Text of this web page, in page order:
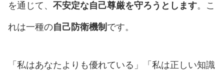
を通じて、 不安定な自己尊厳を守ろうとします。こ
れは一種の自己防衛機制 です。
「私はあなたよりも優れている」「私は正しい知識